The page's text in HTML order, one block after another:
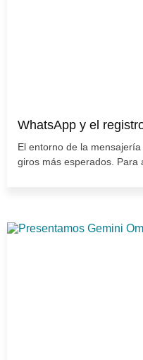
WhatsApp y el
El entorno de la
giros más esperados. Para